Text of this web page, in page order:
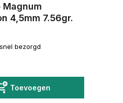
Magnum
4,5mm 7.56gr.
bezorgd
Toevoegen